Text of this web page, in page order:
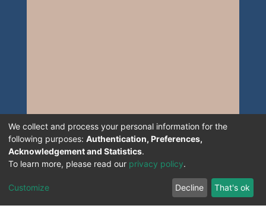
We collect and process your personal information for the
following purposes: Authentication, Preferences,
Acknowledgement and Statistics.
To learn more, please read our privacy policy.
Customize Decline That's ok